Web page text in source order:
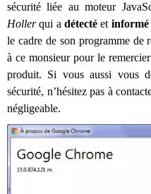
sécurité liée au moteur
Hollerqui a détectéet informé
le cadre de son programme de
à ce monsieur pour le
produit. Si vous aussi vous
sécurité, n’hésitez pas à
négligeable.